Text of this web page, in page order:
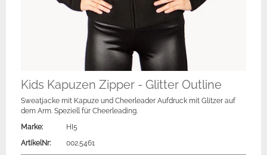
Kids Kapuzen Zipper - Glitter Outline
Sweatjacke mit Kapuze und Cheerleader Aufdruck mit Glitzer auf
dem Arm. Speziell für Cheerleading.
Marke:
HI5
ArtikelNr:
002.5461